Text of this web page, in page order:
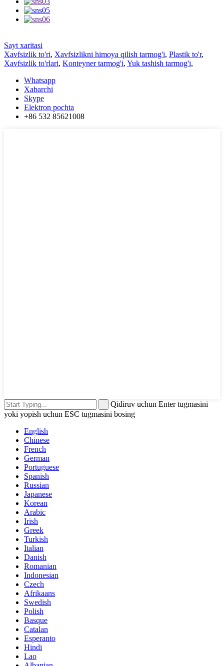
Sayt xaritasi
Xavfsizlik to'ri, Xavfsizlikni himoya qilish tarmog'i, Plastik to'r,
Xavfsizlik to'rlari, Konteyner tarmog'i, Yuk tashish tarmog'i,
Whatsapp
Xabarchi
Skype
Elektron pochta
+86 532 85621008
Qidiruv uchun Enter tugmasini
yoki yopish uchun ESC tugmasini bosing
English
Chinese
French
German
Portuguese
Spanish
Russian
Japanese
Korean
Arabic
Irish
Greek
Turkish
Italian
Danish
Romanian
Indonesian
Czech
Afrikaans
Swedish
Polish
Basque
Catalan
Esperanto
Hindi
Lao